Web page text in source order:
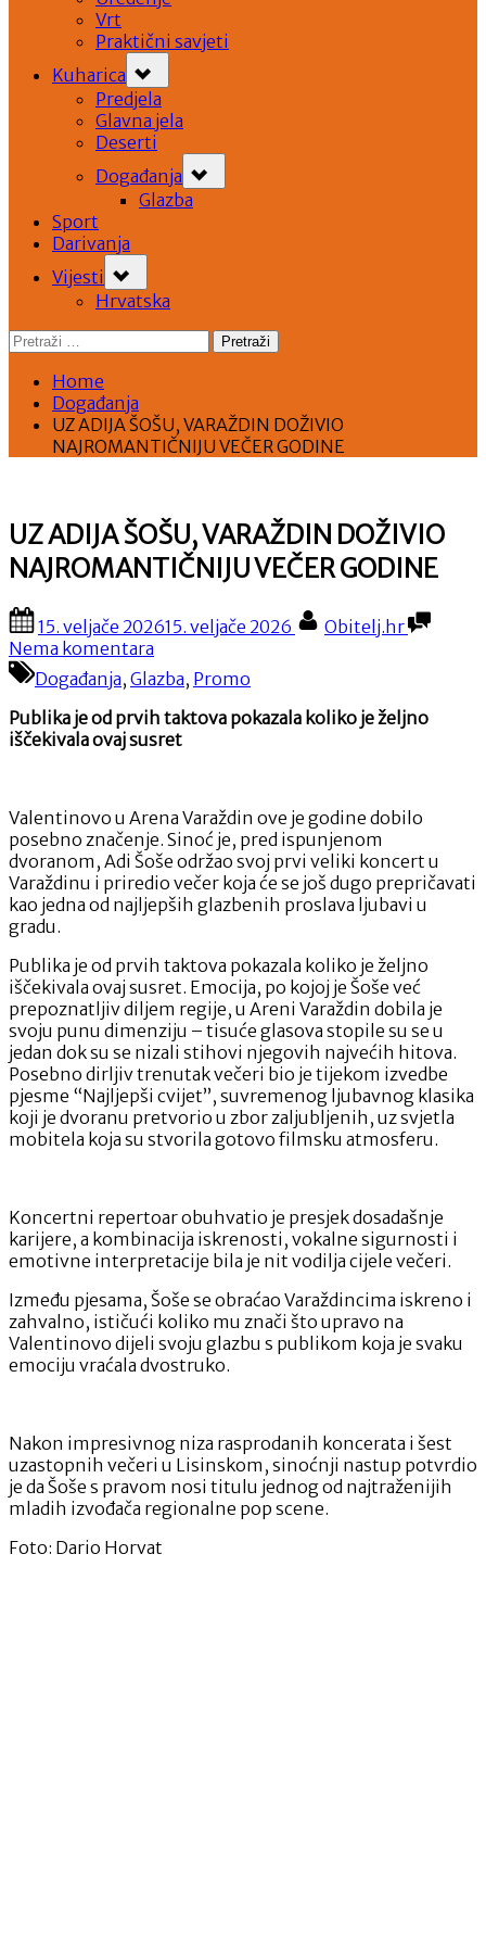
Vrt
Praktični savjeti
Kuharica
sub-
menu
Predjela
Glavna jela
Deserti
Događanja
sub-
menu
Glazba
Sport
Darivanja
Vijesti
sub-
menu
Hrvatska
Pretraži:
Home
Događanja
UZ ADIJA ŠOŠU, VARAŽDIN DOŽIVIO
NAJROMANTIČNIJU VEČER GODINE
UZ ADIJA ŠOŠU, VARAŽDIN DOŽIVIO
NAJROMANTIČNIJU VEČER GODINE
Posted
on
15. veljače 202615. veljače 2026 By
Obitelj.hr
Nema komentara
UZ
ADIJA
ŠOŠU,
VARAŽDIN
GODINE
Događanja, Glazba, Promo
Publika je od prvih taktova pokazala koliko je željno
iščekivala ovaj susret
Valentinovo u Arena Varaždin ove je godine dobilo
posebno značenje. Sinoć je, pred ispunjenom
dvoranom, Adi Šoše održao svoj prvi veliki koncert u
Varaždinu i priredio večer koja će se još dugo prepričavati
kao jedna od najljepših glazbenih proslava ljubavi u
gradu.
Publika je od prvih taktova pokazala koliko je željno
iščekivala ovaj susret. Emocija, po kojoj je Šoše već
prepoznatljiv diljem regije, u Areni Varaždin dobila je
svoju punu dimenziju – tisuće glasova stopile su se u
jedan dok su se nizali stihovi njegovih najvećih hitova.
Posebno dirljiv trenutak večeri bio je tijekom izvedbe
pjesme “Najljepši cvijet”, suvremenog ljubavnog klasika
koji je dvoranu pretvorio u zbor zaljubljenih, uz svjetla
mobitela koja su stvorila gotovo filmsku atmosferu.
Koncertni repertoar obuhvatio je presjek dosadašnje
karijere, a kombinacija iskrenosti, vokalne sigurnosti i
emotivne interpretacije bila je nit vodilja cijele večeri.
Između pjesama, Šoše se obraćao Varaždincima iskreno i
zahvalno, ističući koliko mu znači što upravo na
Valentinovo dijeli svoju glazbu s publikom koja je svaku
emociju vraćala dvostruko.
Nakon impresivnog niza rasprodanih koncerata i šest
uzastopnih večeri u Lisinskom, sinoćnji nastup potvrdio
je da Šoše s pravom nosi titulu jednog od najtraženijih
mladih izvođača regionalne pop scene.
Foto: Dario Horvat